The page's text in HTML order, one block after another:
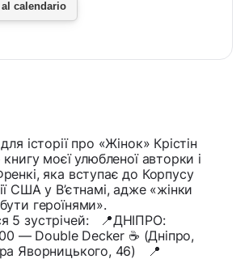
історії про «Жінок» Крістін
моєї улюбленої авторки і
яка вступає до Корпусу
США у В’єтнамі, адже «жінки
героїнями».
5 зустрічей: 📍ДНІПРО:
— Double Deсker ☕ (Дніпро,
Яворницького, 46) 📍